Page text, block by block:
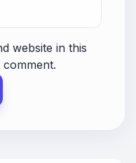
website in this